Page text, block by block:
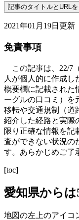
記事のタイトルとURL
2021年01月19日更新
免責事項
この記事は、22/7
人が個人的に作成し
概要欄に記載された
ーグルの口コミ）を
移転や交通規制（道
紹介した経路と実際
限り正確な情報を記
査ができない状況の
す。あらかじめご了
[toc]
愛知県から
地図の左上のアイコ